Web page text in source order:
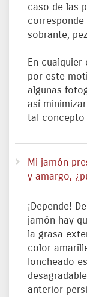
caso de las
sobrante,
En
por este
algunas
así
tal concepto
Mi jamón
y amargo,
¡Depende!
jamón hay
la grasa
color
loncheado
anterior